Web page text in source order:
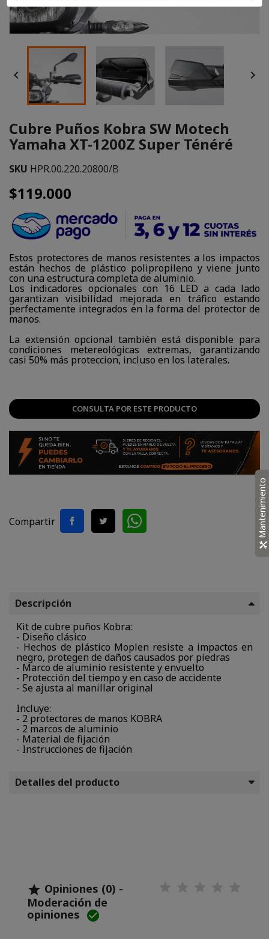
 
Cubre Puños Kobra SW Motech
Yamaha XT-1200Z Super Ténéré
SKU HPR.00.220.20800/B
$119.000
Estos protectores de manos resistentes a los impactos
están hechos de plástico polipropileno y viene junto
con una estructura completa de aluminio.
Los indicadores opcionales con 16 LED a cada lado
garantizan visibilidad mejorada en tráfico estando
perfectamente integrados en la forma del protector de
manos.
La extensión opcional también está disponible para
condiciones metereológicas extremas, garantizando
casi 50% más proteccion, incluso en los laterales.
CONSULTA POR ESTE PRODUCTO
Compartir
Descripción
Kit de cubre puños Kobra:
- Diseño clásico
- Hechos de plástico Moplen resiste a impactos en
negro, protegen de daños causados por piedras
- Marco de aluminio resistente y envuelto
- Protección del tiempo y en caso de accidente
- Se ajusta al manillar original
Incluye:
- 2 protectores de manos KOBRA
- 2 marcos de aluminio
- Material de fijación
- Instrucciones de fijación
Detalles del producto
 Opiniones (0) -
Moderación de
opiniones 
Mantenimiento